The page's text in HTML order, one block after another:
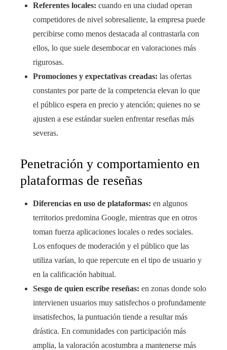
Referentes locales: cuando en una ciudad operan
competidores de nivel sobresaliente, la empresa puede
percibirse como menos destacada al contrastarla con
ellos, lo que suele desembocar en valoraciones más
rigurosas.
Promociones y expectativas creadas: las ofertas
constantes por parte de la competencia elevan lo que
el público espera en precio y atención; quienes no se
ajusten a ese estándar suelen enfrentar reseñas más
severas.
Penetración y comportamiento en
plataformas de reseñas
Diferencias en uso de plataformas: en algunos
territorios predomina Google, mientras que en otros
toman fuerza aplicaciones locales o redes sociales.
Los enfoques de moderación y el público que las
utiliza varían, lo que repercute en el tipo de usuario y
en la calificación habitual.
Sesgo de quien escribe reseñas: en zonas donde solo
intervienen usuarios muy satisfechos o profundamente
insatisfechos, la puntuación tiende a resultar más
drástica. En comunidades con participación más
amplia, la valoración acostumbra a mantenerse más